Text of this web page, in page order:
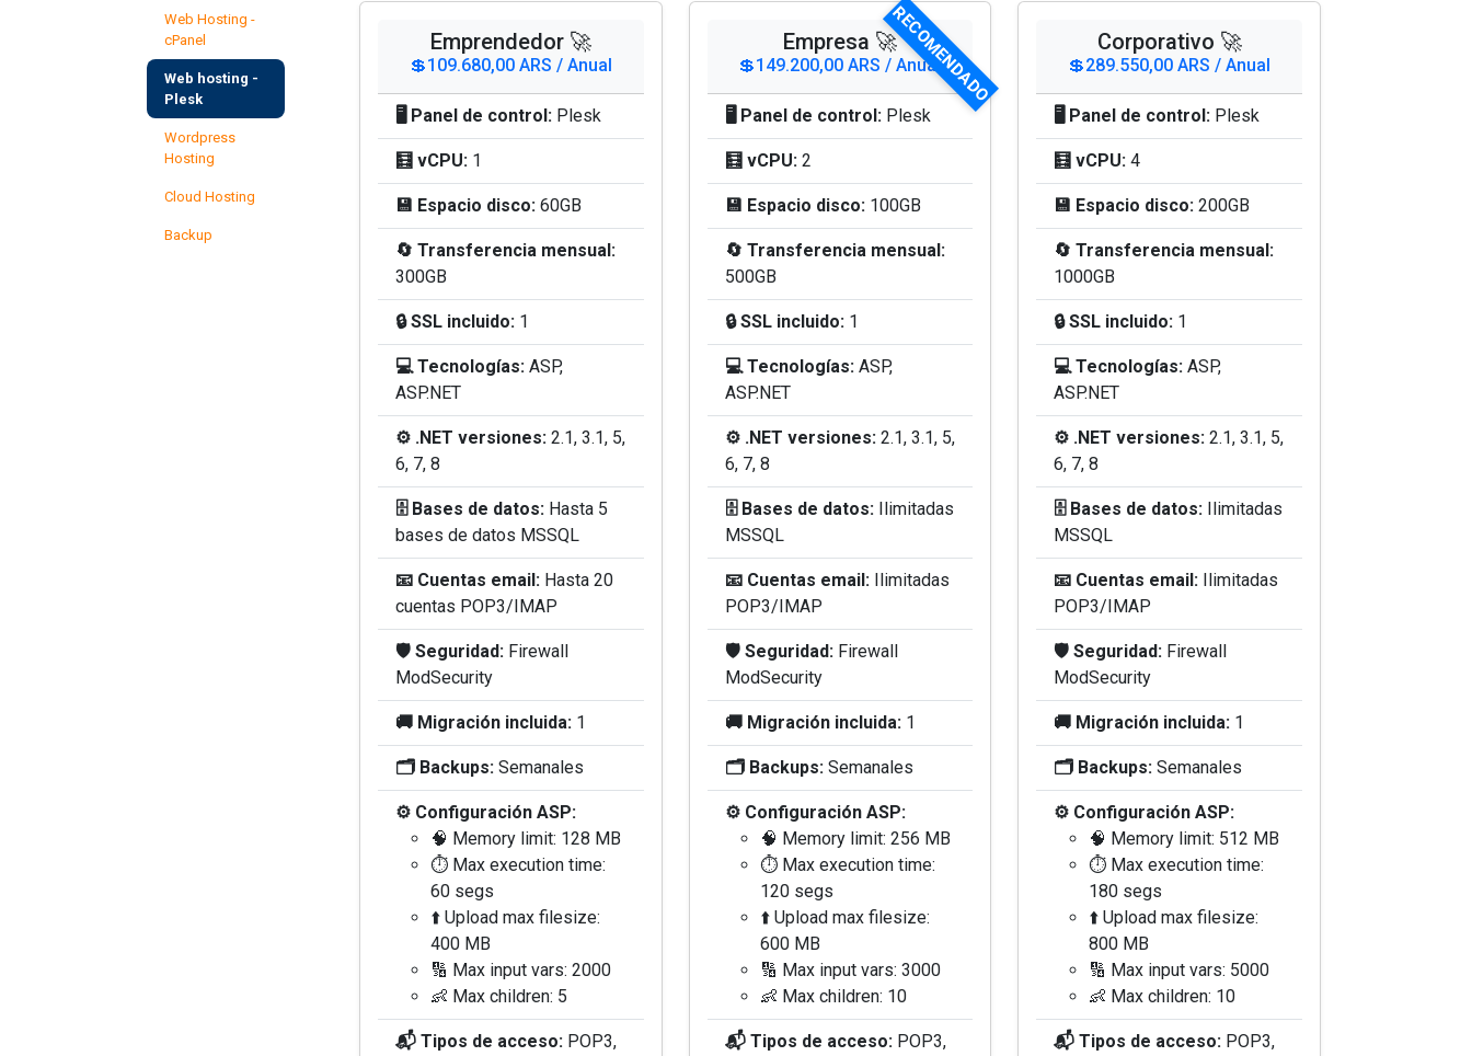
Web Hosting -
cPanel
Web hosting -
Plesk
Wordpress
Hosting
Cloud Hosting
Backup
Emprendedor 🚀
💲109.680,00 ARS / Anual
🖥️ Panel de control: Plesk
🧮 vCPU: 1
💾 Espacio disco: 60GB
🔄 Transferencia mensual:
300GB
🔒 SSL incluido: 1
💻 Tecnologías: ASP,
ASP.NET
⚙️ .NET versiones: 2.1, 3.1, 5,
6, 7, 8
🗄️ Bases de datos: Hasta 5
bases de datos MSSQL
📧 Cuentas email: Hasta 20
cuentas POP3/IMAP
🛡️ Seguridad: Firewall
ModSecurity
🚚 Migración incluida: 1
🗂️ Backups: Semanales
⚙️ Configuración ASP:
🧠 Memory limit: 128 MB
⏱️ Max execution time:
60 segs
⬆️ Upload max filesize:
400 MB
🔢 Max input vars: 2000
👶 Max children: 5
📬 Tipos de acceso: POP3,
RECOMENDADO
Empresa 🚀
💲149.200,00 ARS / Anual
🖥️ Panel de control:Plesk
🧮 vCPU:2
💾 Espacio disco:100GB
🔄 Transferencia mensual:
500GB
🔒 SSL incluido:1
💻 Tecnologías:ASP,
ASP.NET
⚙️ .NET versiones:2.1, 3.1, 5,
6, 7, 8
🗄️ Bases de datos:Ilimitadas
MSSQL
📧 Cuentas email:Ilimitadas
POP3/IMAP
🛡️ Seguridad:Firewall
ModSecurity
🚚 Migración incluida:1
🗂️ Backups:Semanales
⚙️ Configuración ASP:
🧠 Memory limit: 256 MB
⏱️ Max execution time:
120 segs
⬆️ Upload max filesize:
600 MB
🔢 Max input vars: 3000
👶 Max children: 10
📬 Tipos de acceso:POP3,
Corporativo 🚀
💲289.550,00 ARS / Anual
🖥️ Panel de control: Plesk
🧮 vCPU: 4
💾 Espacio disco: 200GB
🔄 Transferencia mensual:
1000GB
🔒 SSL incluido: 1
💻 Tecnologías: ASP,
ASP.NET
⚙️ .NET versiones: 2.1, 3.1, 5,
6, 7, 8
🗄️ Bases de datos: Ilimitadas
MSSQL
📧 Cuentas email: Ilimitadas
POP3/IMAP
🛡️ Seguridad: Firewall
ModSecurity
🚚 Migración incluida: 1
🗂️ Backups: Semanales
⚙️ Configuración ASP:
🧠 Memory limit: 512 MB
⏱️ Max execution time:
180 segs
⬆️ Upload max filesize:
800 MB
🔢 Max input vars: 5000
👶 Max children: 10
📬 Tipos de acceso: POP3,